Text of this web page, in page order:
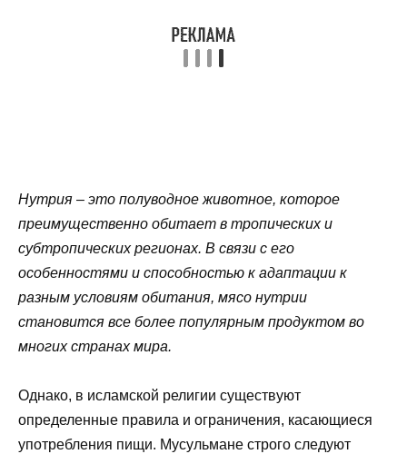
Нутрия – это полуводное животное, которое
преимущественно обитает в тропических и
субтропических регионах. В связи с его
особенностями и способностью к адаптации к
разным условиям обитания, мясо нутрии
становится все более популярным продуктом во
многих странах мира.
Однако, в исламской религии существуют
определенные правила и ограничения, касающиеся
употребления пищи. Мусульмане строго следуют